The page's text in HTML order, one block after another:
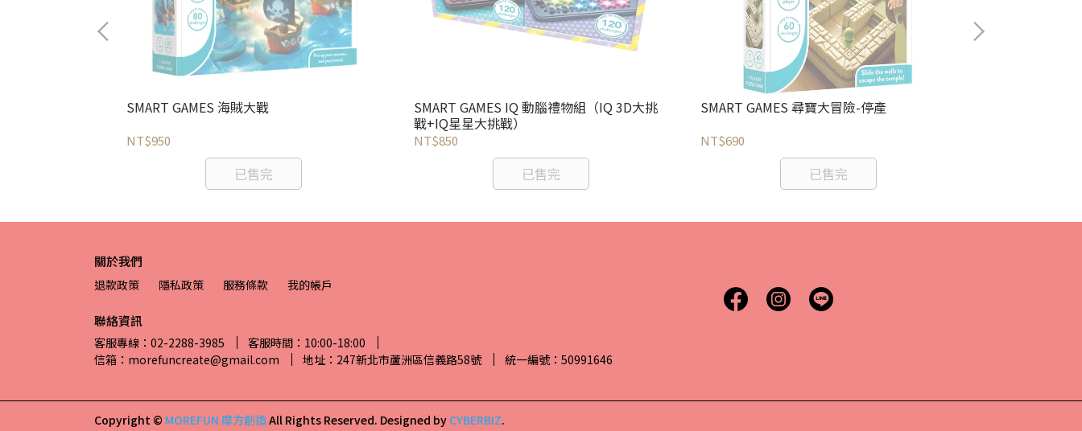
SMART GAMES 海賊大戰
NT$950
已售完
SMART GAMES IQ 動腦禮物組（IQ 3D大挑
戰+IQ星星大挑戰）
NT$850
已售完
SMART GAMES 尋寶大冒險-停產
NT$690
已售完
關於我們
退款政策 隱私政策 服務條款 我的帳戶
聯絡資訊
客服專線：02-2288-3985
客服時間：10:00-18:00
信箱：morefuncreate@gmail.com
地址：247新北市蘆洲區信義路58號 統一編號：50991646
Copyright © MOREFUN 摩方創造All Rights Reserved. Designed by CYBERBIZ.